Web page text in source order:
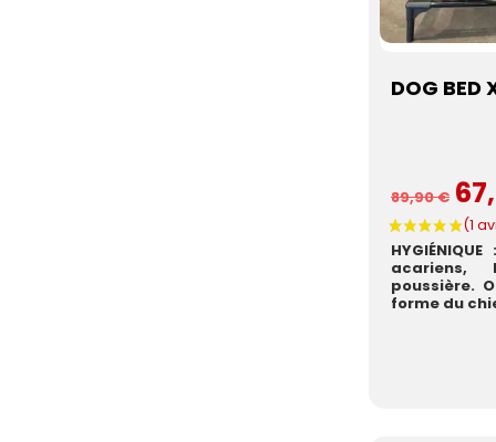
DOG BED
89,90 €
acariens,
poussière.
forme du